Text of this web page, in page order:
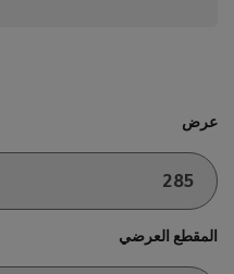
عرض
المقطع العرضي